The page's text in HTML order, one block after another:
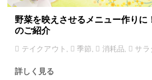
野菜を映えさせるメニュー作りに
のご紹介
テイクアウト , 季節, 消耗品, サラ
詳しく見る